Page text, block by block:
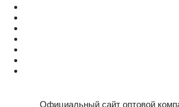
Официальный сайт оптовой